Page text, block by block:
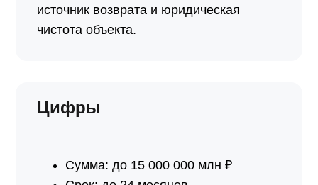
источник возврата и юридическая
чистота объекта.
Цифры
Сумма: до 15 000 000 млн ₽